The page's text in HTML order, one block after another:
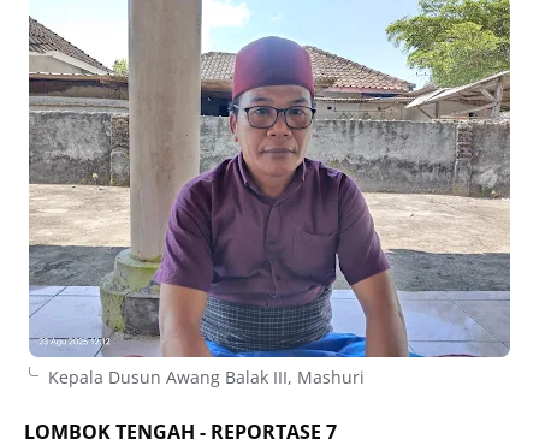
Kepala Dusun Awang Balak III, Mashuri
LOMBOK TENGAH - REPORTASE 7